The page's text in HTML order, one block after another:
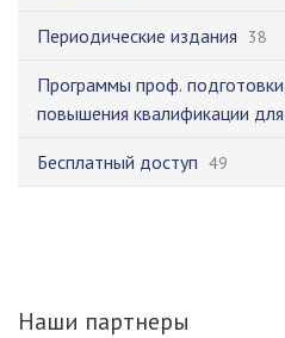
Периодические издания 38
Программы проф.
повышения квалификации
Бесплатный доступ 49
Наши партнеры